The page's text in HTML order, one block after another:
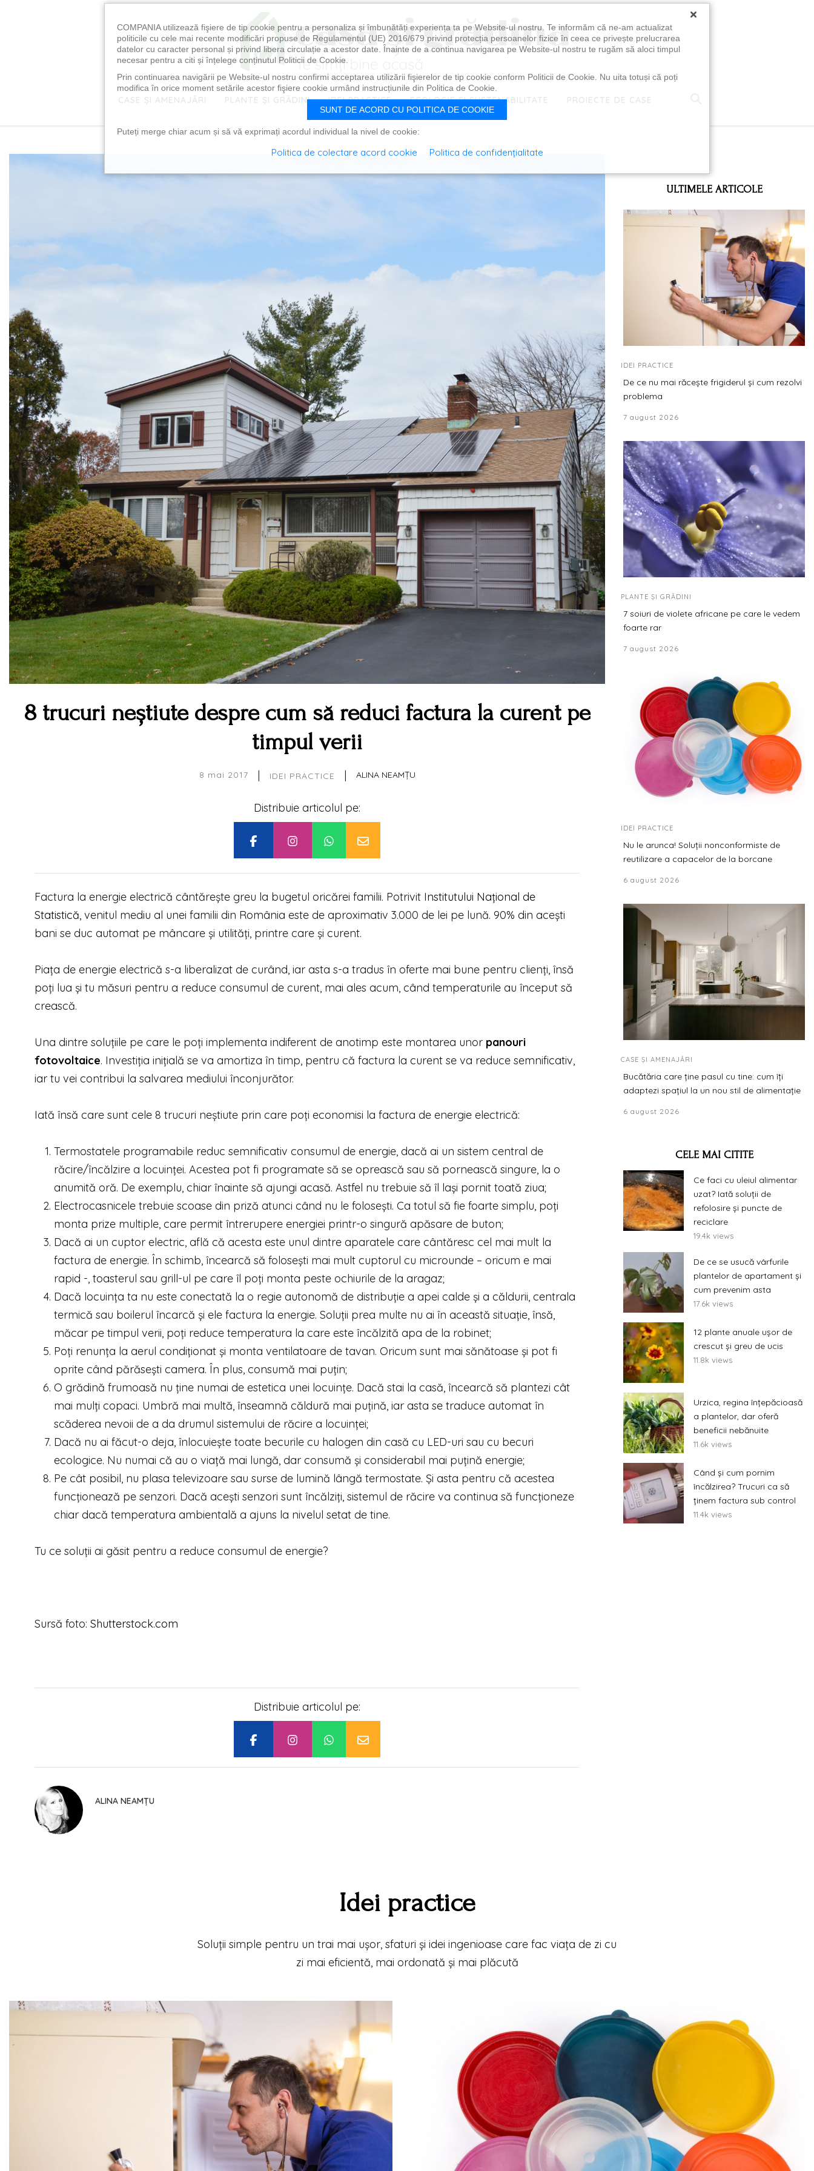
CASE ȘI AMENAJĂRI PLANTE ȘI GRĂDINI IDEI PRACTICE ECOLOGIE ȘI SUSTENABILITATE PROIECTE DE CASE
8 trucuri neștiute despre cum să reduci factura la curent pe
timpul verii
8 mai 2017 | IDEI PRACTICE | ALINA NEAMȚU
Distribuie articolul pe:
Factura la energie electrică cântărește greu la bugetul oricărei familii. Potrivit Institutului Național de
Statistică, venitul mediu al unei familii din România este de aproximativ 3.000 de lei pe lună. 90% din acești
bani se duc automat pe mâncare și utilități, printre care și curent.
Piața de energie electrică s-a liberalizat de curând, iar asta s-a tradus în oferte mai bune pentru clienți, însă
poți lua și tu măsuri pentru a reduce consumul de curent, mai ales acum, când temperaturile au început să
crească.
Una dintre soluțiile pe care le poți implementa indiferent de anotimp este montarea unor panouri
fotovoltaice. Investiția inițială se va amortiza în timp, pentru că factura la curent se va reduce semnificativ,
iar tu vei contribui la salvarea mediului înconjurător.
Iată însă care sunt cele 8 trucuri neștiute prin care poți economisi la factura de energie electrică:
Termostatele programabile reduc semnificativ consumul de energie, dacă ai un sistem central de
răcire/încălzire a locuinței. Acestea pot fi programate să se oprească sau să pornească singure, la o
anumită oră. De exemplu, chiar înainte să ajungi acasă. Astfel nu trebuie să îl lași pornit toată ziua;
Electrocasnicele trebuie scoase din priză atunci când nu le folosești. Ca totul să fie foarte simplu, poți
monta prize multiple, care permit întrerupere energiei printr-o singură apăsare de buton;
Dacă ai un cuptor electric, află că acesta este unul dintre aparatele care cântăresc cel mai mult la
factura de energie. În schimb, încearcă să folosești mai mult cuptorul cu microunde – oricum e mai
rapid -, toasterul sau grill-ul pe care îl poți monta peste ochiurile de la aragaz;
Dacă locuința ta nu este conectată la o regie autonomă de distribuție a apei calde și a căldurii, centrala
termică sau boilerul încarcă și ele factura la energie. Soluții prea multe nu ai în această situație, însă,
măcar pe timpul verii, poți reduce temperatura la care este încălzită apa de la robinet;
Poți renunța la aerul condiționat și monta ventilatoare de tavan. Oricum sunt mai sănătoase și pot fi
oprite când părăsești camera. În plus, consumă mai puțin;
O grădină frumoasă nu ține numai de estetica unei locuințe. Dacă stai la casă, încearcă să plantezi cât
mai mulți copaci. Umbră mai multă, înseamnă căldură mai puțină, iar asta se traduce automat în
scăderea nevoii de a da drumul sistemului de răcire a locuinței;
Dacă nu ai făcut-o deja, înlocuiește toate becurile cu halogen din casă cu LED-uri sau cu becuri
ecologice. Nu numai că au o viață mai lungă, dar consumă și considerabil mai puțină energie;
Pe cât posibil, nu plasa televizoare sau surse de lumină lângă termostate. Și asta pentru că acestea
funcționează pe senzori. Dacă acești senzori sunt încălziți, sistemul de răcire va continua să funcționeze
chiar dacă temperatura ambientală a ajuns la nivelul setat de tine.
Tu ce soluții ai găsit pentru a reduce consumul de energie?
Sursă foto: Shutterstock.com
Distribuie articolul pe:
ALINA NEAMȚU
ULTIMELE ARTICOLE
IDEI PRACTICE
De ce nu mai răcește frigiderul și cum rezolvi
problema
7 august 2026
PLANTE ȘI GRĂDINI
7 soiuri de violete africane pe care le vedem
foarte rar
7 august 2026
IDEI PRACTICE
Nu le arunca! Soluții nonconformiste de
reutilizare a capacelor de la borcane
6 august 2026
CASE ȘI AMENAJĂRI
Bucătăria care ține pasul cu tine: cum îți
adaptezi spațiul la un nou stil de alimentație
6 august 2026
CELE MAI CITITE
Ce faci cu uleiul alimentar
uzat? Iată soluții de
refolosire și puncte de
reciclare
19.4k views
De ce se usucă vârfurile
plantelor de apartament și
cum prevenim asta
17.6k views
12 plante anuale ușor de
crescut și greu de ucis
11.8k views
Urzica, regina înțepăcioasă
a plantelor, dar oferă
beneficii nebănuite
11.6k views
Când și cum pornim
încălzirea? Trucuri ca să
ținem factura sub control
11.4k views
Idei practice
Soluții simple pentru un trai mai ușor, sfaturi și idei ingenioase care fac viața de zi cu
zi mai eficientă, mai ordonată și mai plăcută
×
COMPANIA utilizează fişiere de tip cookie pentru a personaliza și îmbunătăți experiența ta pe Website-ul nostru. Te informăm că ne-am actualizat
politicile cu cele mai recente modificări propuse de Regulamentul (UE) 2016/679 privind protecția persoanelor fizice în ceea ce privește prelucrarea
datelor cu caracter personal și privind libera circulație a acestor date. Înainte de a continua navigarea pe Website-ul nostru te rugăm să aloci timpul
necesar pentru a citi și înțelege conținutul Politicii de Cookie.
Prin continuarea navigării pe Website-ul nostru confirmi acceptarea utilizării fişierelor de tip cookie conform Politicii de Cookie. Nu uita totuși că poți
modifica în orice moment setările acestor fişiere cookie urmând instrucțiunile din Politica de Cookie.
SUNT DE ACORD CU POLITICA DE COOKIE
Puteți merge chiar acum și să vă exprimați acordul individual la nivel de cookie:
Politica de colectare acord cookie Politica de confidențialitate